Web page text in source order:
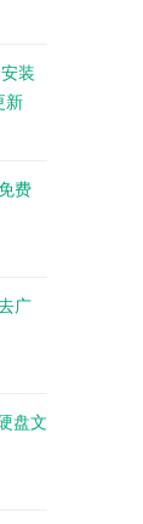
装
新
费
广
盘文